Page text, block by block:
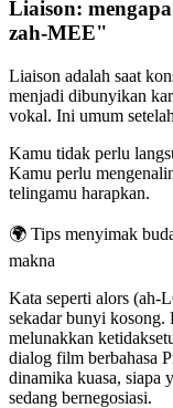
Liaison:
zah-MEE"
Liaison adalah saat
menjadi dibunyikan
vokal. Ini umum
Kamu tidak perlu
Kamu perlu
telingamu harapkan.
🌍 Tips menyimak
makna
Kata seperti alors (ah-
sekadar bunyi kosong.
melunakkan
dialog film berbahasa
dinamika kuasa, siapa
sedang bernegosiasi.